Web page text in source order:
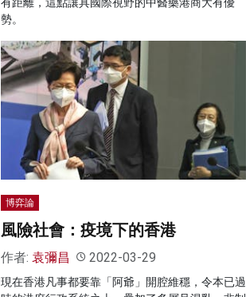
勢。
博弈論
風險社會：疫境下的香港
作者: 袁彌昌 2022-03-29
現在香港凡事都要靠「阿爺」開腔維穩，令本已過